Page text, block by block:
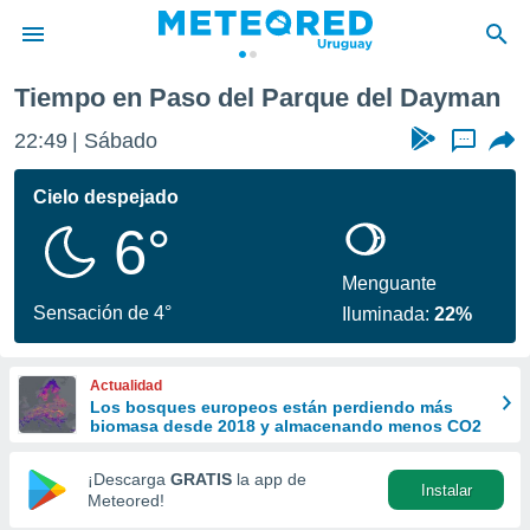
de
ha
calidad.
a este
las
y
forma
digital
basada
Tiempo en Paso del Parque del Dayman
22:49 Sábado ...
Cielo despejado
6°
Sensación de 4°
Menguante
Iluminada:22%
Actualidad
Los bosques europeos están perdiendo más
biomasa desde 2018 y almacenando menos CO2
¡Descarga GRATIS la app de
Meteored!
Instalar